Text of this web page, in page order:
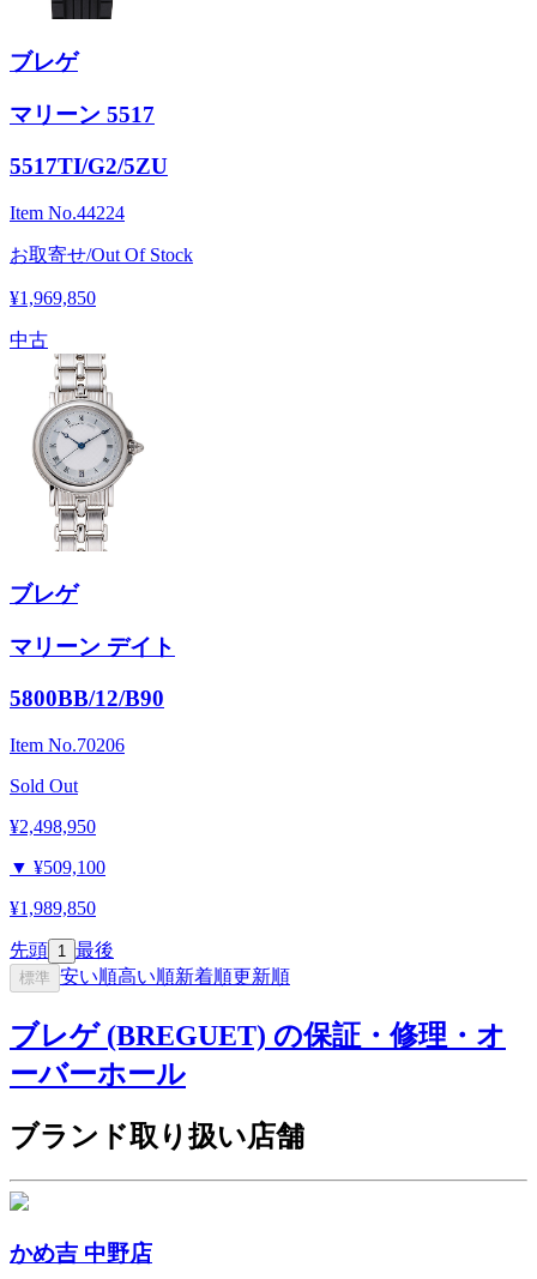
ブレゲ
マリーン 5517
5517TI/G2/5ZU
Item No.44224
お取寄せ/Out Of Stock
¥1,969,850
中古
ブレゲ
マリーン デイト
5800BB/12/B90
Item No.70206
Sold Out
¥2,498,950
▼ ¥509,100
¥1,989,850
先頭 1 最後
標準 安い順高い順新着順更新順
ブレゲ (BREGUET) の保証・修理・オ
ーバーホール
ブランド取り扱い店舗
かめ吉 中野店